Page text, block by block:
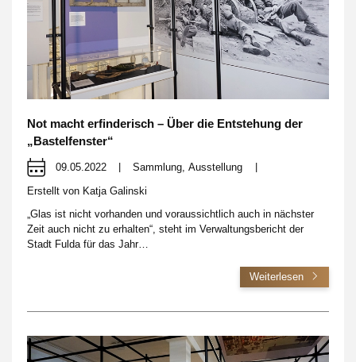
Not macht erfinderisch – Über die Entstehung der
„Bastelfenster“
09.05.2022 Sammlung ,Ausstellung
Erstellt von Katja Galinski
„Glas ist nicht vorhanden und voraussichtlich auch in nächster
Zeit auch nicht zu erhalten“, steht im Verwaltungsbericht der
Stadt Fulda für das Jahr…
Weiterlesen